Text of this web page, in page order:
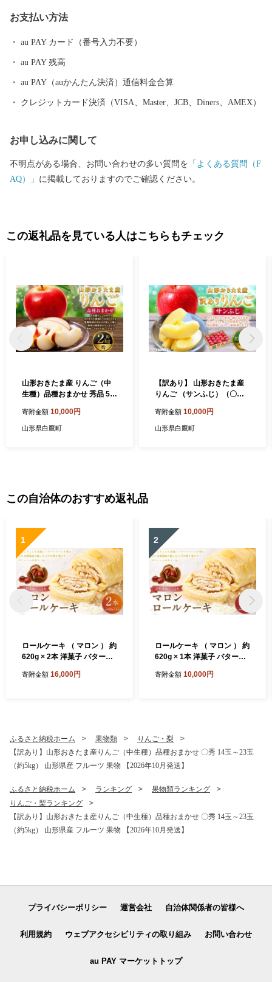
がかかります。 通常よりもひときわ大きく、身のしまりが格別な
町では集落ごとに一軒以上「蕎麦屋」という屋号を持つ家があっ
たほど、蕎麦となじみが深い地域。 そして、現在も隠れた蕎麦の
名店がたくさんあり、県内外から生粋の蕎麦好きが訪れます。
お支払い方法
au PAY カード（番号入力不要）
au PAY 残高
au PAY（auかんたん決済）通信料金合算
クレジットカード決済（VISA、Master、JCB、Diners、AMEX）
お申し込みに関して
不明点がある場合、お問い合わせの多い質問を 「よくある質問（F
AQ）」 に掲載しておりますのでご確認ください。
この返礼品を見ている人はこちらもチェック
山形おきたま産 りんご（中
生種）品種おまかせ 秀品 5玉
ルーツ 果物 【2026年10月発
送】
寄附金額 10,000円
山形県白鷹町
【訳あり】 山形おきたま産
りんご （サンふじ）（〇
リンゴ 林檎 果物 【2026年1
1月下旬～12月上旬発送予
寄附金額 10,000円
山形県白鷹町
この自治体のおすすめ返礼品
1
ロールケーキ （ マロン ） 約
620g × 2本 洋菓子 バターク
かし 焼菓子 ケーキ くり クリ
寄附金額 16,000円
2
ロールケーキ （ マロン ） 約
620g × 1本 洋菓子 バターク
かし 焼菓子 ケーキ くり クリ
寄附金額 10,000円
ふるさと納税ホーム 果物類
りんご・梨
【訳あり】山形おきたま産りんご（中生種）品種おまかせ 〇秀 14玉～23玉
（約5kg） 山形県産 フルーツ 果物 【2026年10月発送】
ふるさと納税ホーム ランキング
果物類ランキング
りんご・梨ランキング
【訳あり】山形おきたま産りんご（中生種）品種おまかせ 〇秀 14玉～23玉
（約5kg） 山形県産 フルーツ 果物 【2026年10月発送】
プライバシーポリシー 運営会社 自治体関係者の皆様へ
利用規約 ウェブアクセシビリティの取り組み お問い合わせ
au PAY マーケットトップ